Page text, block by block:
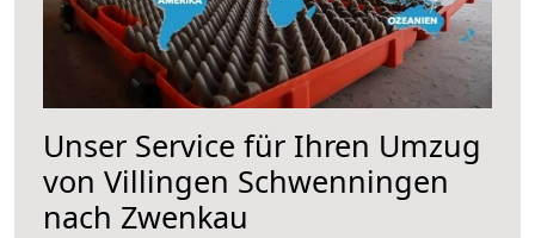
Unser Service für Ihren Umzug
von Villingen Schwenningen
nach Zwenkau